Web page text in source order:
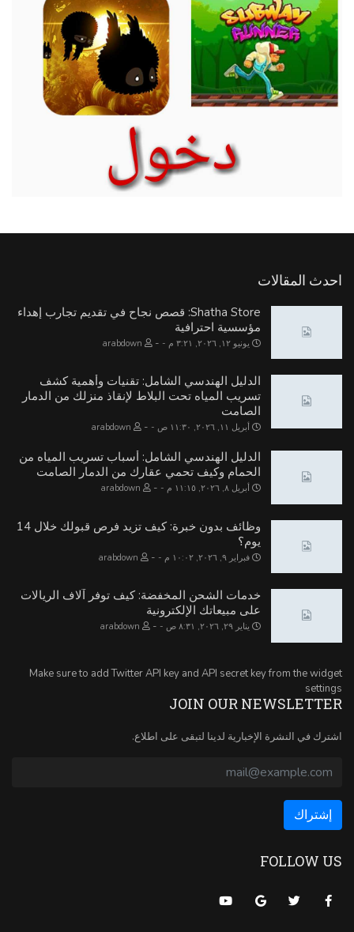
احدث المقالات
Shatha Store: قصص نجاح في تقديم تجارب إهداء
مؤسسية احترافية
يونيو ١٢, ٢٠٢٦, ٣:٢١ م -
الدليل الهندسي الشامل: تقنيات وأهمية كشف
تسريب المياه تحت البلاط لإنقاذ منزلك من الدمار
الصامت
أبريل ١١, ٢٠٢٦, ١١:٣٠ ص -
الدليل الهندسي الشامل: أسباب تسريب المياه من
الحمام وكيف تحمي عقارك من الدمار الصامت
أبريل ٨, ٢٠٢٦, ١١:١٥ م -
وظائف بدون خبرة: كيف تزيد فرص قبولك خلال 14
يوم؟
فبراير ٩, ٢٠٢٦, ١٠:٠٢ م -
خدمات الشحن المخفضة: كيف توفر آلاف الريالات
على مبيعاتك الإلكترونية
يناير ٢٩, ٢٠٢٦, ٨:٣١ ص -
Make sure to add Twitter API key and API secret key from the widget
settings
JOIN OUR NEWSLETTER
اشترك في النشرة الإخبارية لدينا لتبقى على اطلاع.
FOLLOW US